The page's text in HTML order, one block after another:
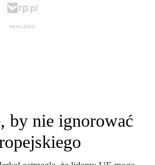
by nie ignorować